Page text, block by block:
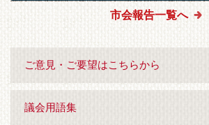
市会報告一覧へ
ご意見・ご要望はこちらから
議会用語集